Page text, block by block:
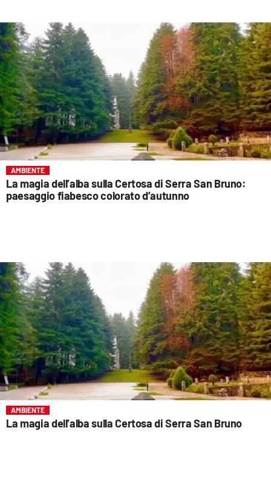
AMBIENTE
La magia dell’alba sulla Certosa di Serra San Bruno:
paesaggio fiabesco colorato d’autunno
AMBIENTE
La magia dell’alba sulla Certosa di Serra San Bruno